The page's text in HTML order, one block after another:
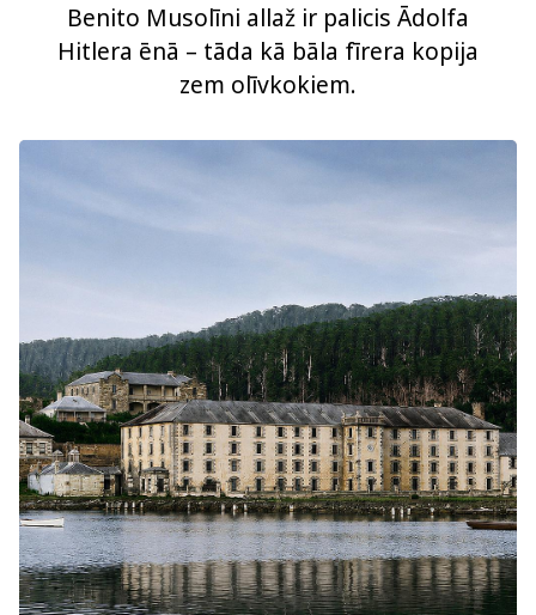
Benito Musolīni allaž ir palicis Ādolfa
Hitlera ēnā – tāda kā bāla fīrera kopija
zem olīvkokiem.